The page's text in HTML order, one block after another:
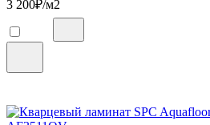
3 200₽/м2